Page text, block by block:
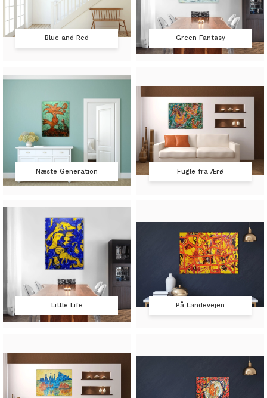
Blue and Red Green Fantasy
Næste Generation Fugle fra Ærø
Little Life På Landevejen